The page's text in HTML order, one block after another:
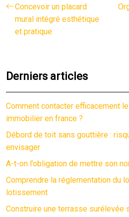
Concevoir un placard
mural intégré esthétique
et pratique
Derniers articles
Comment contacter efficacement
immobilier en france ?
Débord de toit sans gouttière :
envisager
A-t-on l’obligation de mettre son
Comprendre la réglementation du
lotissement
Construire une terrasse surélevée